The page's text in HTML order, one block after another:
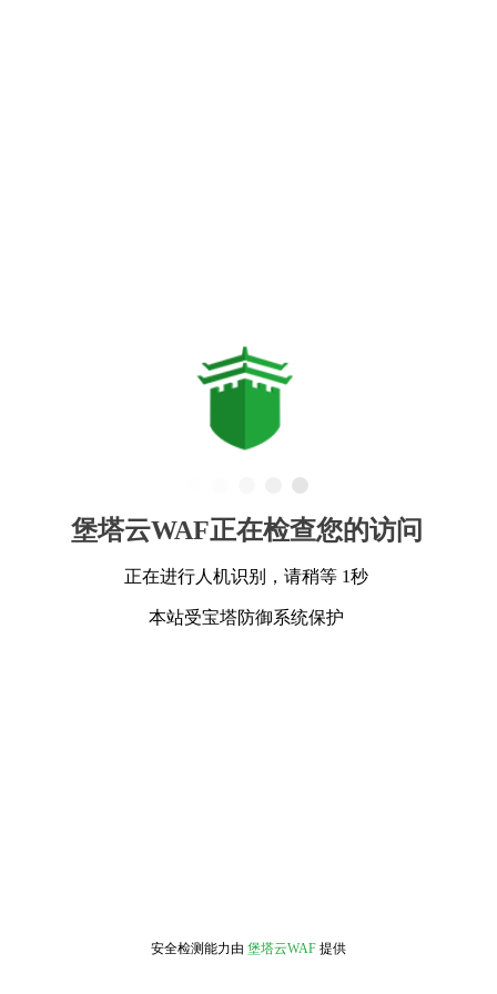
堡塔云WAF正在检查您的访问
正在进行人机识别，请稍等 1秒
本站受宝塔防御系统保护
安全检测能力由 堡塔云WAF 提供